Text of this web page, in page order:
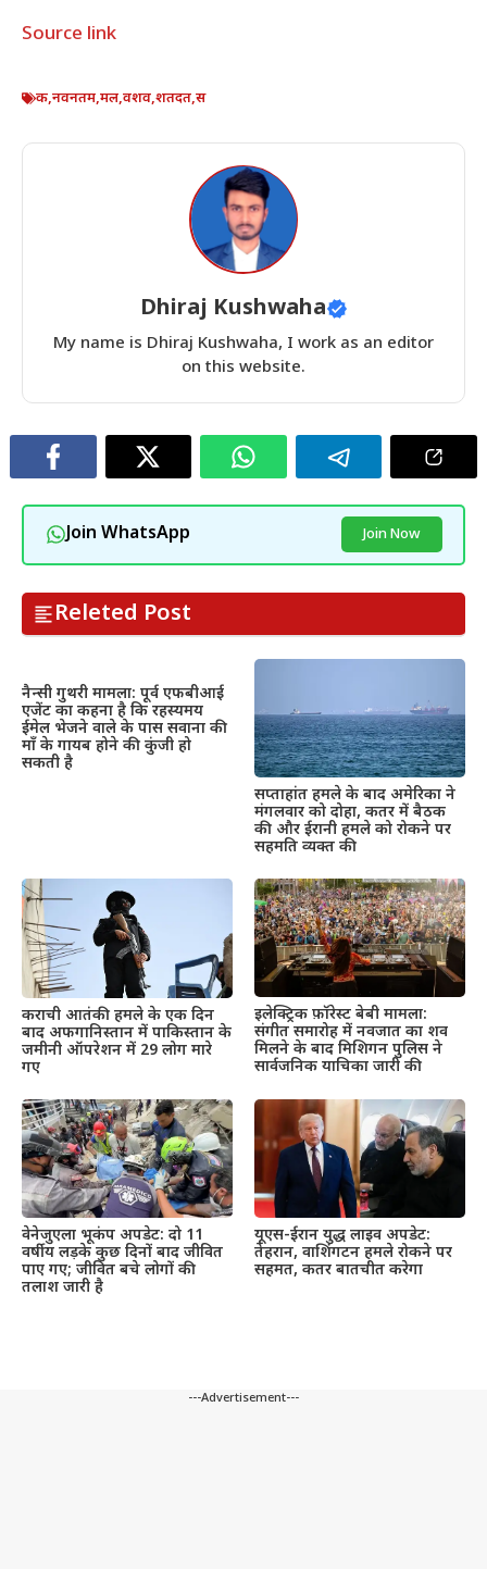
Source link
क,नवनतम,मल,वशव,शतदत,स
Dhiraj Kushwaha
My name is Dhiraj Kushwaha, I work as an editor
on this website.
Join WhatsApp Join Now
Releted Post
नैन्सी गुथरी मामला: पूर्व एफबीआई
एजेंट का कहना है कि रहस्यमय
ईमेल भेजने वाले के पास सवाना की
माँ के गायब होने की कुंजी हो
सकती है
सप्ताहांत हमले के बाद अमेरिका ने
मंगलवार को दोहा, कतर में बैठक
की और ईरानी हमले को रोकने पर
सहमति व्यक्त की
कराची आतंकी हमले के एक दिन
बाद अफगानिस्तान में पाकिस्तान के
जमीनी ऑपरेशन में 29 लोग मारे
गए
इलेक्ट्रिक फ़ॉरेस्ट बेबी मामला:
संगीत समारोह में नवजात का शव
मिलने के बाद मिशिगन पुलिस ने
सार्वजनिक याचिका जारी की
वेनेजुएला भूकंप अपडेट: दो 11
वर्षीय लड़के कुछ दिनों बाद जीवित
पाए गए; जीवित बचे लोगों की
तलाश जारी है
यूएस-ईरान युद्ध लाइव अपडेट:
तेहरान, वाशिंगटन हमले रोकने पर
सहमत, कतर बातचीत करेगा
---Advertisement---